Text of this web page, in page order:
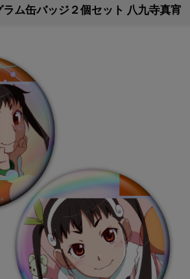
ム缶バッジ２個セット 八九寺真宵